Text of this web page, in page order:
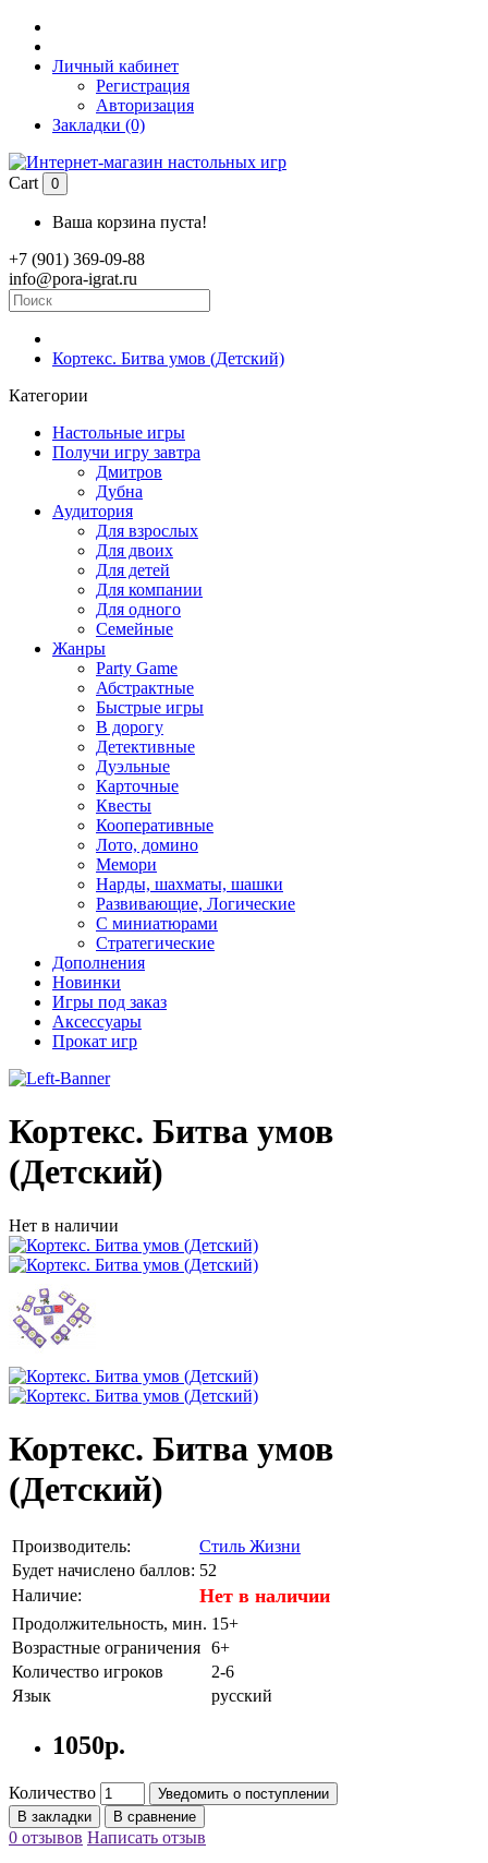
Личный кабинет
Регистрация
Авторизация
Закладки (0)
Cart 0
Ваша корзина пуста!
+7 (901) 369-09-88
info@pora-igrat.ru
Кортекс. Битва умов (Детский)
Категории
Настольные игры
Получи игру завтра
Дмитров
Дубна
Аудитория
Для взрослых
Для двоих
Для детей
Для компании
Для одного
Семейные
Жанры
Party Game
Абстрактные
Быстрые игры
В дорогу
Детективные
Дуэльные
Карточные
Квесты
Кооперативные
Лото, домино
Мемори
Нарды, шахматы, шашки
Развивающие, Логические
С миниатюрами
Стратегические
Дополнения
Новинки
Игры под заказ
Аксессуары
Прокат игр
Кортекс. Битва умов
(Детский)
Нет в наличии
Кортекс. Битва умов
(Детский)
Производитель:
Стиль Жизни
Будет начислено баллов: 52
Наличие:
Нет в наличии
Продолжительность, мин. 15+
Возрастные ограничения 6+
Количество игроков
2-6
Язык
русский
1050р.
Количество
Уведомить о поступлении
В закладки
В сравнение
0 отзывов Написать отзыв